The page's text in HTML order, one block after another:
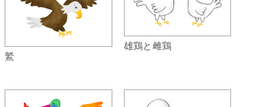
鷲
雄鶏と雌鶏